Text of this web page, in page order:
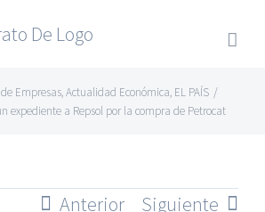
Empresas,Actualidad Económica, EL PAÍS /
expediente a Repsol por la compra de Petrocat
Anterior Siguiente